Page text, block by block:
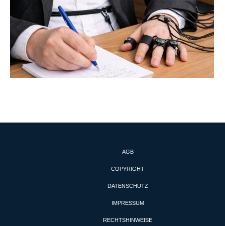
AGB
COPYRIGHT
DATENSCHUTZ
IMPRESSUM
RECHTSHINWEISE